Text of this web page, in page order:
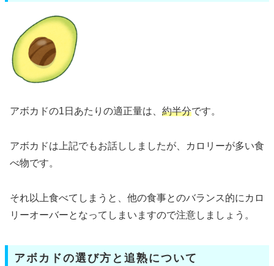
アボカドの1日あたりの適正量は、 約半分です。
アボカドは上記でもお話ししましたが、カロリーが多い食
べ物です。
それ以上食べてしまうと、他の食事とのバランス的にカロ
リーオーバーとなってしまいますので注意しましょう。
アボカドの選び方と追熟について